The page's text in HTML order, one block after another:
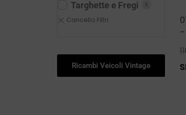
Targhette e Fregi 3
Ricambi Veicoli Vintage
-